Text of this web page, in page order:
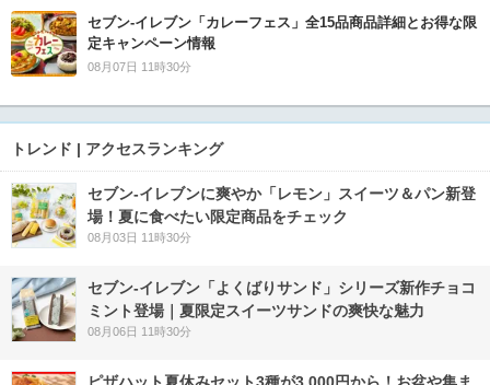
セブン‐イレブン「カレーフェス」全15品商品詳細とお得な限
定キャンペーン情報
08月07日 11時30分
トレンド | アクセスランキング
セブン‐イレブンに爽やか「レモン」スイーツ＆パン新登
場！夏に食べたい限定商品をチェック
08月03日 11時30分
セブン‐イレブン「よくばりサンド」シリーズ新作チョコ
ミント登場｜夏限定スイーツサンドの爽快な魅力
08月06日 11時30分